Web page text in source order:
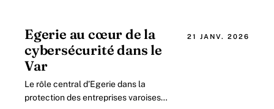
Egerie au cœur de la
cybersécurité dans le
Var
Le rôle central d’Egerie dans la
protection des entreprises varoises
21 JANV. 2026